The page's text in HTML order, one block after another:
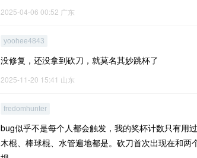
2025-04-06 00:52 广东
yoohee4843
没修复，还没拿到砍刀，就莫名其妙跳杯了
2025-11-20 15:41 山东
fredomhunter
bug似乎不是每个人都会触发，我的奖杯计数只有用过
木棍、棒球棍、水管遍地都是。砍刀首次出现在和